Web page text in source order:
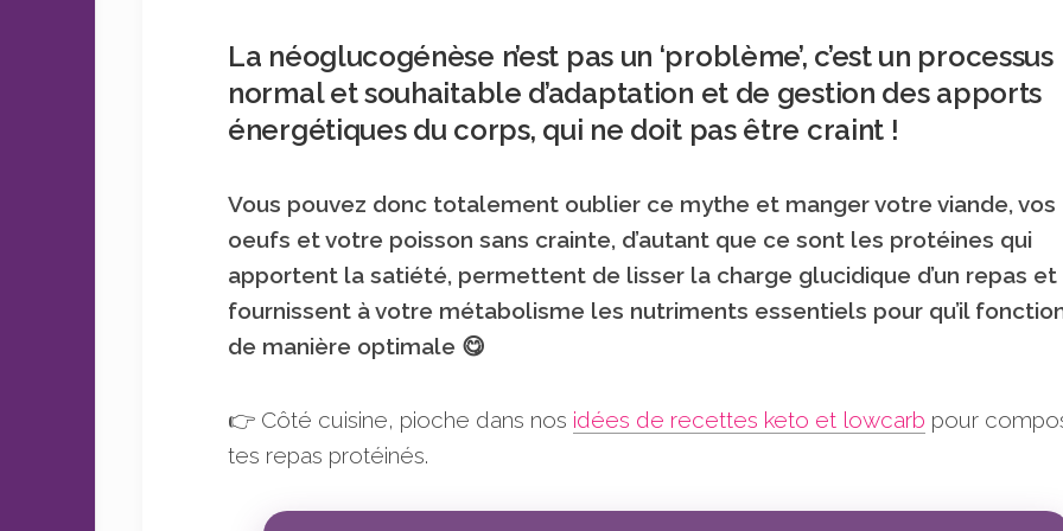
La néoglucogénèse n’est pas un ‘problème’, c’est un processus
normal et souhaitable d’adaptation et de gestion des apports
énergétiques du corps, qui ne doit pas être craint !
Vous pouvez donc totalement oublier ce mythe et manger votre viande, vos
oeufs et votre poisson sans crainte, d’autant que ce sont les protéines qui
apportent la satiété, permettent de lisser la charge glucidique d’un repas et
fournissent à votre métabolisme les nutriments essentiels pour qu’il
de manière optimale 😋
👉 Côté cuisine, pioche dans nos idées de recettes keto et lowcarb pour
tes repas protéinés.